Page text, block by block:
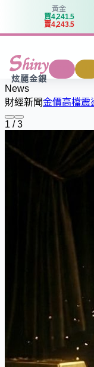
黃金
買4,241.5
賣4,243.5
炫麗金銀
News
財經新聞金價高檔震
1 / 3